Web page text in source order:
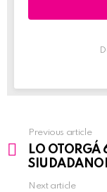
See
more
Previous article
LO OTORGÁ
Next article